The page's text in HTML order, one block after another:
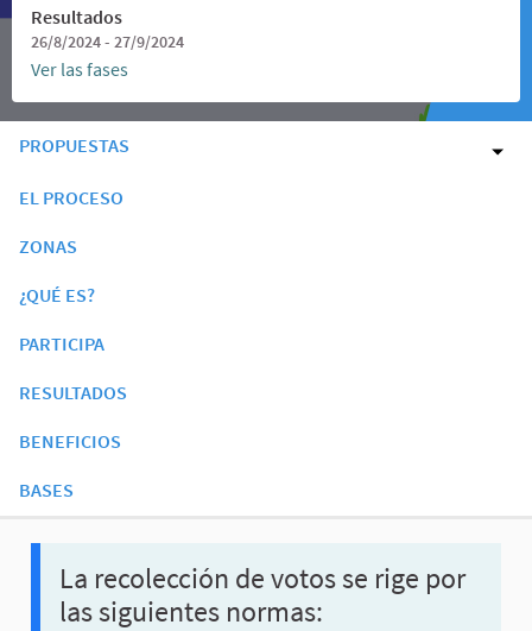
Resultados
26/8/2024 - 27/9/2024
Ver las fases
PROPUESTAS
EL PROCESO
ZONAS
¿QUÉ ES?
PARTICIPA
RESULTADOS
BENEFICIOS
BASES
La recolección de votos se rige por
las siguientes normas: